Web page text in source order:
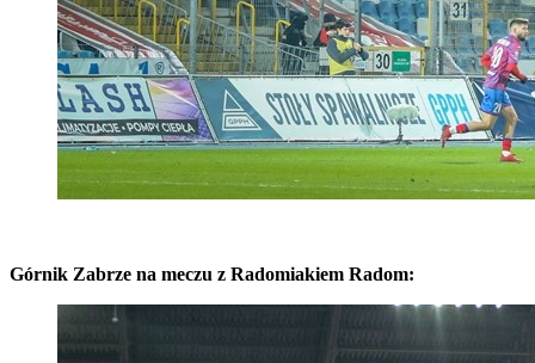
Górnik Zabrze na meczu z Radomiakiem Radom: